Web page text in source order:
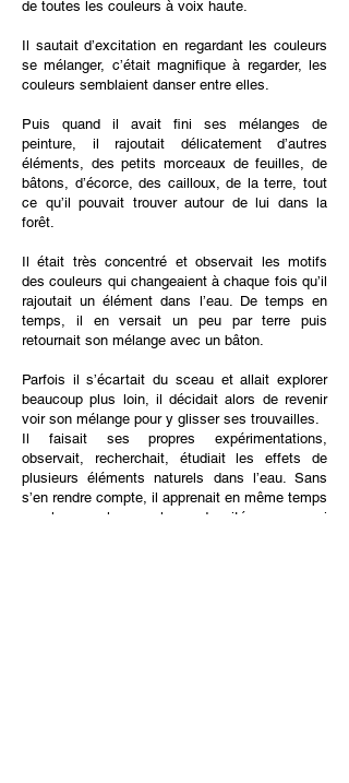
de toutes les couleurs à voix haute.
Il sautait d’excitation en regardant les couleurs
se mélanger, c’était magnifique à regarder, les
couleurs semblaient danser entre elles.
Puis quand il avait fini ses mélanges de
peinture, il rajoutait délicatement d’autres
éléments, des petits morceaux de feuilles, de
bâtons, d’écorce, des cailloux, de la terre, tout
ce qu’il pouvait trouver autour de lui dans la
forêt.
Il était très concentré et observait les motifs
des couleurs qui changeaient à chaque fois qu’il
rajoutait un élément dans l’eau. De temps en
temps, il en versait un peu par terre puis
retournait son mélange avec un bâton.
Parfois il s’écartait du sceau et allait explorer
beaucoup plus loin, il décidait alors de revenir
voir son mélange pour y glisser ses trouvailles.
Il faisait ses propres expérimentations,
observait, recherchait, étudiait les effets de
plusieurs éléments naturels dans l’eau. Sans
s’en rendre compte, il apprenait en même temps
sur leurs volumes, leurs densités, ceux qui